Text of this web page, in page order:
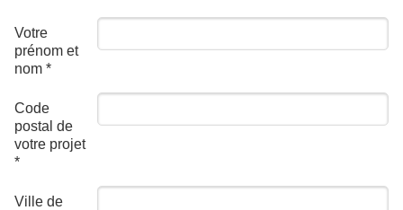
Votre
prénom et
nom *
Code
postal de
votre projet
*
Ville de